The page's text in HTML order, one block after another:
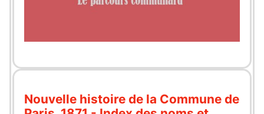
Nouvelle histoire de la Commune de